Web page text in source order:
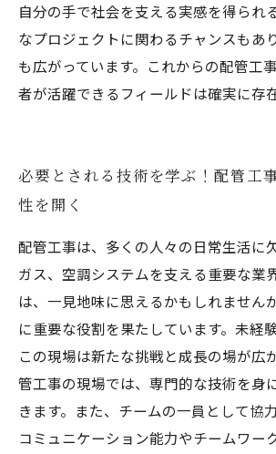
自分の手で社会を支える実感を得られ
なプロジェクトに関わるチャンスもあ
も広がっています。これからの配管工
者が活躍できるフィールドは確実に存
必要とされる技術を学ぶ！配管工
性を開く
配管工事は、多くの人々の日常生活に
ガス、空調システムを支える重要な業
は、一見地味に思えるかもしれません
に重要な役割を果たしています。未経
この現場は新たな挑戦と成長の場が広
管工事の現場では、専門的な技術を身
きます。また、チームの一員として協
コミュニケーション能力やチームワー